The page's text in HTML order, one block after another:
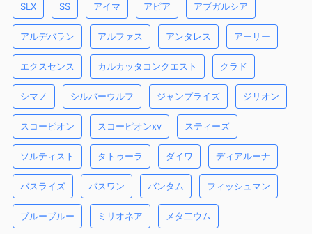
SLX SS アイマ アピア アブガルシア
アルデバラン アルファス アンタレス アーリー
エクスセンス カルカッタコンクエスト クラド
シマノ シルバーウルフ ジャンプライズ ジリオン
スコーピオン スコーピオンxv スティーズ
ソルティスト タトゥーラ ダイワ ディアルーナ
バスライズ バスワン バンタム フィッシュマン
ブルーブルー ミリオネア メタ二ウム